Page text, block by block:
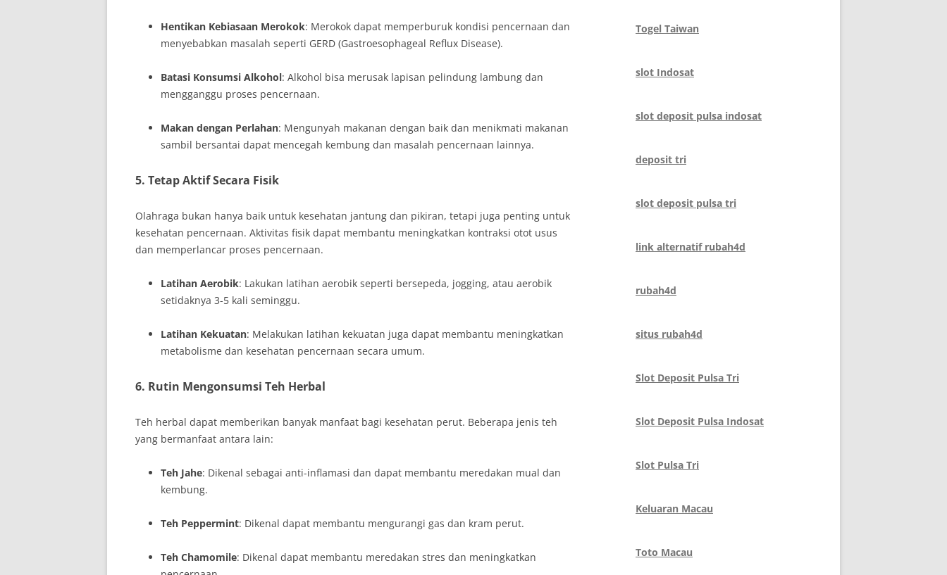
Hentikan Kebiasaan Merokok: Merokok dapat memperburuk kondisi pencernaan dan
menyebabkan masalah seperti GERD (Gastroesophageal Reflux Disease).
Batasi Konsumsi Alkohol: Alkohol bisa merusak lapisan pelindung lambung dan
mengganggu proses pencernaan.
Makan dengan Perlahan: Mengunyah makanan dengan baik dan menikmati makanan
sambil bersantai dapat mencegah kembung dan masalah pencernaan lainnya.
5. Tetap Aktif Secara Fisik
Olahraga bukan hanya baik untuk kesehatan jantung dan pikiran, tetapi juga penting untuk
kesehatan pencernaan. Aktivitas fisik dapat membantu meningkatkan kontraksi otot usus
dan memperlancar proses pencernaan.
Latihan Aerobik: Lakukan latihan aerobik seperti bersepeda, jogging, atau aerobik
setidaknya 3-5 kali seminggu.
Latihan Kekuatan: Melakukan latihan kekuatan juga dapat membantu meningkatkan
metabolisme dan kesehatan pencernaan secara umum.
6. Rutin Mengonsumsi Teh Herbal
Teh herbal dapat memberikan banyak manfaat bagi kesehatan perut. Beberapa jenis teh
yang bermanfaat antara lain:
Teh Jahe: Dikenal sebagai anti-inflamasi dan dapat membantu meredakan mual dan
kembung.
Teh Peppermint: Dikenal dapat membantu mengurangi gas dan kram perut.
Teh Chamomile: Dikenal dapat membantu meredakan stres dan meningkatkan
Togel Taiwan
slot Indosat
slot deposit pulsa indosat
deposit tri
slot deposit pulsa tri
link alternatif rubah4d
rubah4d
situs rubah4d
Slot Deposit Pulsa Tri
Slot Deposit Pulsa Indosat
Slot Pulsa Tri
Keluaran Macau
Toto Macau